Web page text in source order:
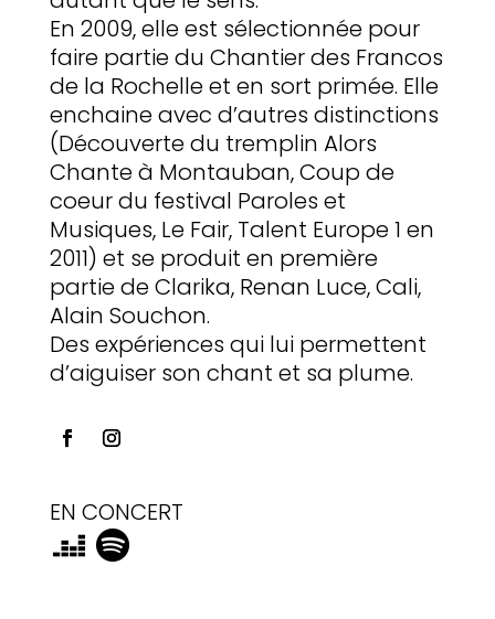
En 2009, elle est sélectionnée pour
faire partie du Chantier des Francos
de la Rochelle et en sort primée. Elle
enchaine avec d’autres distinctions
(Découverte du tremplin Alors
Chante à Montauban, Coup de
coeur du festival Paroles et
Musiques, Le Fair, Talent Europe 1 en
2011) et se produit en première
partie de Clarika, Renan Luce, Cali,
Alain Souchon.
Des expériences qui lui permettent
d’aiguiser son chant et sa plume.
EN CONCERT